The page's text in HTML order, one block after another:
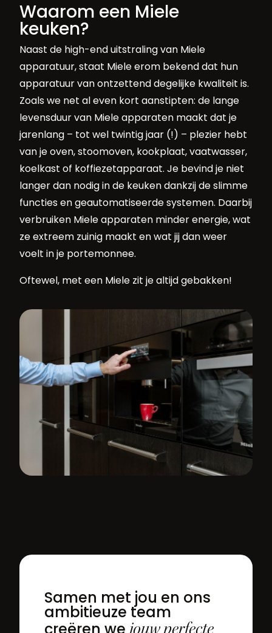
Waarom een Miele
keuken?
Naast de high-end uitstraling van Miele
apparatuur, staat Miele erom bekend dat hun
apparatuur van ontzettend degelijke kwaliteit is.
Zoals we net al even kort aanstipten: de lange
levensduur van Miele apparaten maakt dat je
jarenlang – tot wel twintig jaar (!) – plezier hebt
van je oven, stoomoven, kookplaat, vaatwasser,
koelkast of koffiezetapparaat. Je bevind je niet
langer dan nodig in de keuken dankzij de slimme
functies en geautomatiseerde systemen. Daarbij
verbruiken Miele apparaten minder energie, wat
ze extreem zuinig maakt en wat jij dan weer
voelt in je portemonnee.
Oftewel, met een Miele zit je altijd gebakken!
Samen met jou en ons
ambitieuze team